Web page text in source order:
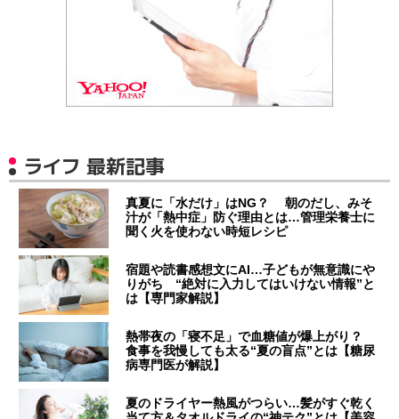
ライフ 最新記事
真夏に「水だけ」はNG？ 朝のだし、みそ
汁が「熱中症」防ぐ理由とは…管理栄養士に
聞く火を使わない時短レシピ
宿題や読書感想文にAI…子どもが無意識にや
りがち “絶対に入力してはいけない情報”と
は【専門家解説】
熱帯夜の「寝不足」で血糖値が爆上がり？
食事を我慢しても太る“夏の盲点”とは【糖尿
病専門医が解説】
夏のドライヤー熱風がつらい…髪がすぐ乾く